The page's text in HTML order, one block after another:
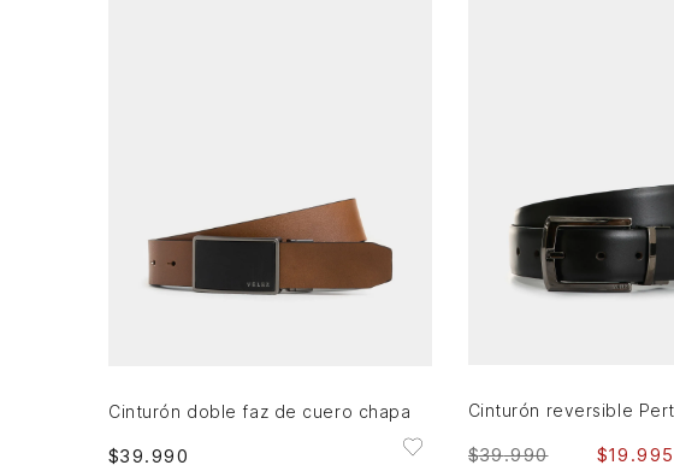
Cinturón doble faz de cuero chapa
$39.990 $39.990 $19 .995